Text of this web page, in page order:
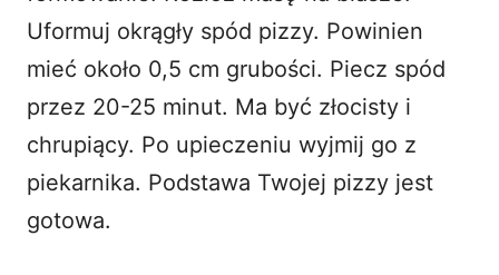
Uformuj okrągły spód pizzy. Powinien
mieć około 0,5 cm grubości. Piecz spód
przez 20-25 minut. Ma być złocisty i
chrupiący. Po upieczeniu wyjmij go z
piekarnika. Podstawa Twojej pizzy jest
gotowa.